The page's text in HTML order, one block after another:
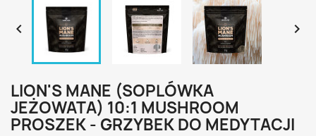
 
LION'S MANE (SOPLÓWKA
JEŻOWATA) 10:1 MUSHROOM
PROSZEK - GRZYBEK DO MEDYTACJI